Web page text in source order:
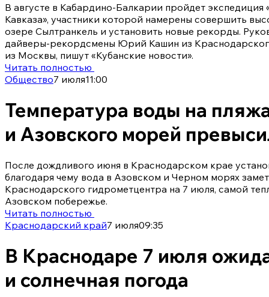
В августе в Кабардино-Балкарии пройдет
Кавказа», участники которой намерены совершить
озере Сылтранкель и установить новые рекорды.
дайверы-рекордсмены Юрий Кашин из
из Москвы, пишут «Кубанские новости».
Читать полностью
Общество7 июля11:00
Температура воды на
и Азовского морей
После дождливого июня в Краснодарском крае
благодаря чему вода в Азовском и Черном морях
Краснодарского гидрометцентра на 7 июля, самой
Азовском побережье.
Читать полностью
Краснодарский край7 июля09:35
В Краснодаре 7 июля
и солнечная погода